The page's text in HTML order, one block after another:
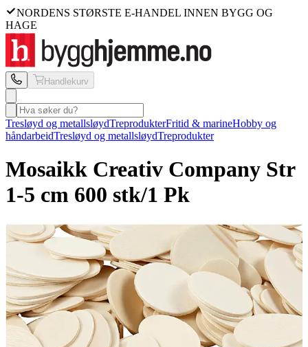
NORDENS STØRSTE E-HANDEL INNEN BYGG OG
HAGE
Handlekurv
Tresløyd og metallsløydTreprodukterFritid & marineHobby og
håndarbeidTresløyd og metallsløydTreprodukter
Mosaikk Creativ Company Str
1-5 cm 600 stk/1 Pk